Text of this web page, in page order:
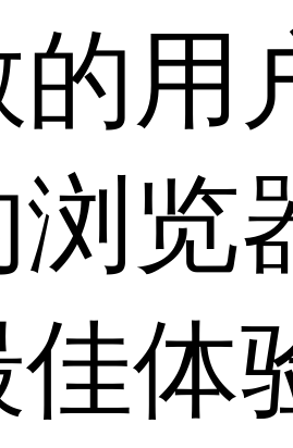
的用
浏览
佳体